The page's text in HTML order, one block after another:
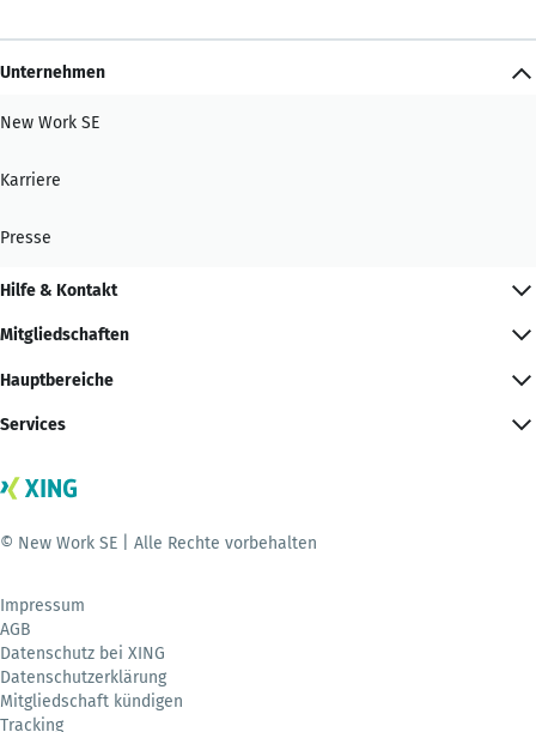
Unternehmen
New Work SE
Karriere
Presse
Hilfe & Kontakt
Mitgliedschaften
Hauptbereiche
Services
© New Work SE | Alle Rechte vorbehalten
Impressum
AGB
Datenschutz bei XING
Datenschutzerklärung
Mitgliedschaft kündigen
Tracking